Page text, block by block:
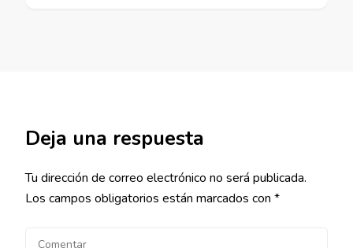
Deja una respuesta
Tu dirección de correo electrónico no será publicada.
Los campos obligatorios están marcados con *